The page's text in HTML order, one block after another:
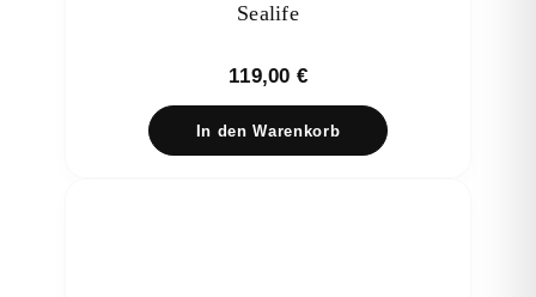
Sealife
119,00 €
In den Warenkorb